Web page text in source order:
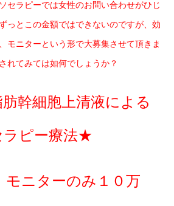
セラピーでは女性のお問い合わせがひじ
っとこの金額ではできないのですが、効
モニターという形で大募集させて頂きま
れてみては如何でしょうか？
幹細胞上清液による
ラピー療法★
モニターのみ１０万